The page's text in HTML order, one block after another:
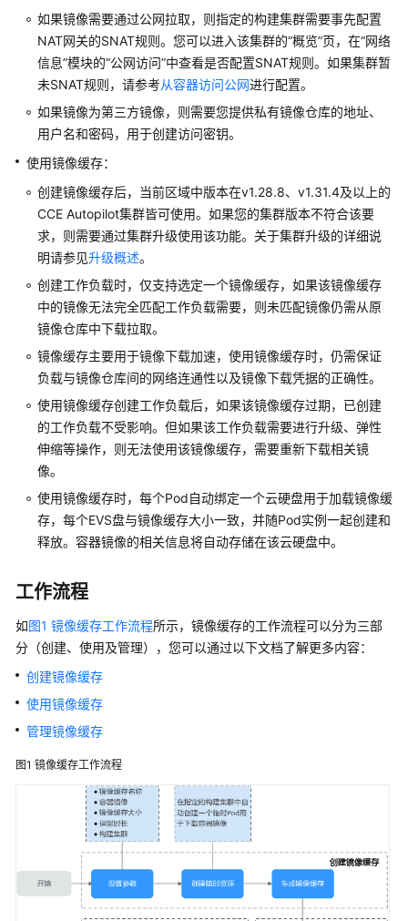
缓
概
述
创
建
像
缓
存
使
镜
像
缓
存
管
镜
像
存
网
存
储
原
生
观
如果镜像需要通过公网拉取，则指定的构建集群需要事先配置
NAT网关的SNAT规则。您可以进入该集群的“概览”页，在“网络
信息”模块的“公网访问”中查看是否配置SNAT规则。如果集群暂
未SNAT规则，请参考从容器访问公网进行配置。
如果镜像为第三方镜像，则需要您提供私有镜像仓库的地址、
用户名和密码，用于创建访问密钥。
使用镜像缓存：
创建镜像缓存后，当前区域中版本在v1.28.8、v1.31.4及以上的
CCE Autopilot集群皆可使用。如果您的集群版本不符合该要
求，则需要通过集群升级使用该功能。关于集群升级的详细说
明请参见升级概述。
创建工作负载时，仅支持选定一个镜像缓存，如果该镜像缓存
中的镜像无法完全匹配工作负载需要，则未匹配镜像仍需从原
镜像仓库中下载拉取。
镜像缓存主要用于镜像下载加速，使用镜像缓存时，仍需保证
负载与镜像仓库间的网络连通性以及镜像下载凭据的正确性。
使用镜像缓存创建工作负载后，如果该镜像缓存过期，已创建
的工作负载不受影响。但如果该工作负载需要进行升级、弹性
伸缩等操作，则无法使用该镜像缓存，需要重新下载相关镜
像。
使用镜像缓存时，每个Pod自动绑定一个云硬盘用于加载镜像缓
存，每个EVS盘与镜像缓存大小一致，并随Pod实例一起创建和
释放。容器镜像的相关信息将自动存储在该云硬盘中。
工作流程
如图1 镜像缓存工作流程所示，镜像缓存的工作流程可以分为三部
分（创建、使用及管理），您可以通过以下文档了解更多内容：
创建镜像缓存
使用镜像缓存
管理镜像缓存
图1 镜像缓存工作流程